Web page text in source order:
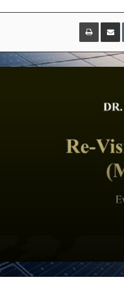
VKontakte
اشتراک گذاری با ایمیل چاپ
انتشار نسخه جدید «بازخوانی مفهوم
چرا حزب الله پهباد را بر فراز اسرائیل به
چرا احمدی نژاد، خامنه ای را وامدار خود
می داند؟
مصاحبه من با برنامه پربیننده “پارازیت” در